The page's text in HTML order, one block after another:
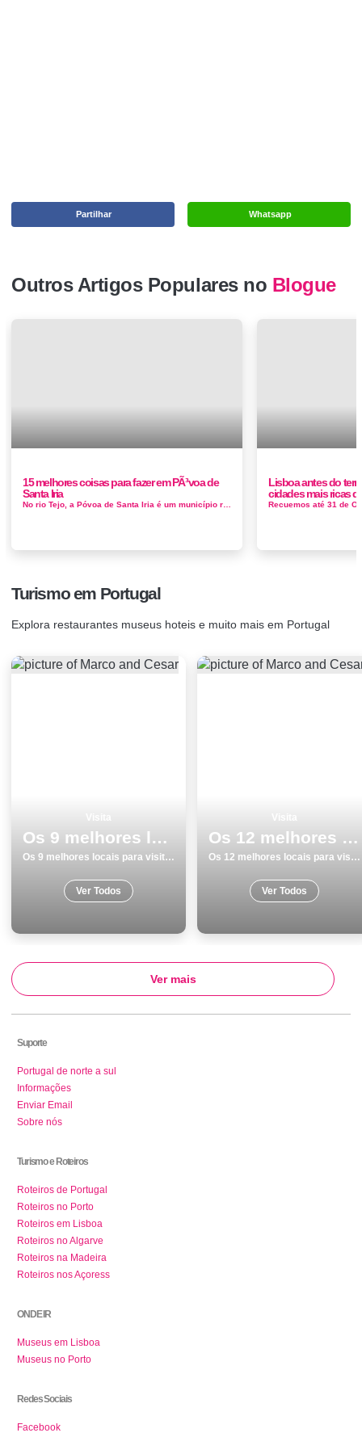
Whatsapp
Partilhar
Outros Artigos Populares no Blogue
15 melhores coisas para fazer em PÃ³voa de
Santa Iria
Lisboa antes do
cidades mais ricas
Turismo em Portugal
Explora restaurantes museus hoteis e muito mais em Portugal
Os 9 melhores locais para visitar em Barcelos
Os 9 melhores locais para visitar em Barcelos
Ver Todos
Os 12 melhores locais para visitar em Beja
Os 12 melhores locais para visitar em Beja
Ver Todos
Ver mais
Suporte
Portugal de norte a sul
Informações
Enviar Email
Sobre nós
Turismo e Roteiros
Roteiros de Portugal
Roteiros no Porto
Roteiros em Lisboa
Roteiros no Algarve
Roteiros na Madeira
Roteiros nos Açoress
ONDE IR
Museus em Lisboa
Museus no Porto
Redes Sociais
Facebook